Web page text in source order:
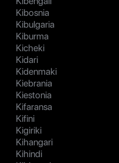
Kibosnia
Kibulgaria
Kiburma
Kicheki
Kidari
Kidenmaki
Kiebrania
Kiestonia
Kifaransa
Kifini
Kigiriki
Kihangari
Kihindi